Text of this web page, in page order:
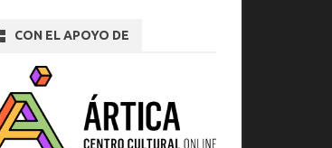
CON EL APOYO DE